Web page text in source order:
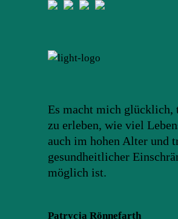
Es macht mich glücklich,
zu erleben, wie viel
auch im hohen Alter und
gesundheitlicher
möglich ist.
Patrycja Rönnefarth